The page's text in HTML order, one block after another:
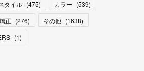
タイル (475) カラー (539)
正 (276) その他 (1638)
(1)